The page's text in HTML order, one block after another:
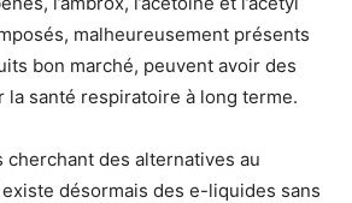
malheureusement présents
bon marché, peuvent avoir des
santé respiratoire à long terme.
cherchant des alternatives au
désormais des e-liquides sans